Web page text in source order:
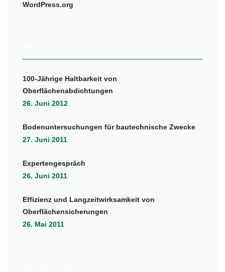
WordPress.org
100-Jährige Haltbarkeit von
Oberflächenabdichtungen
26. Juni 2012
Bodenuntersuchungen für bautechnische Zwecke
27. Juni 2011
Expertengespräch
26. Juni 2011
Effizienz und Langzeitwirksamkeit von
Oberflächensicherungen
26. Mai 2011